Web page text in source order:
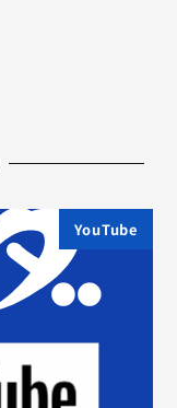
YouTube